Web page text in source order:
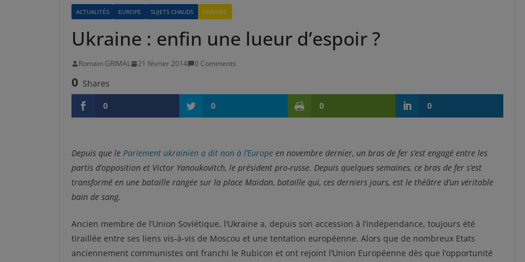
ACTUALITÉS EUROPE SUJETS CHAUDS UKRAINE
Ukraine : enfin une lueur d’espoir ?
Romain GRIMAL 21 février 2014 0 Comments
0 Shares
0
0 0 0
Depuis que le Parlement ukrainien a dit non à l’Europe en novembre dernier, un bras de fer s’est engagé entre les
partis d’opposition et Victor Yanoukovitch, le président pro-russe. Depuis quelques semaines, ce bras de fer s’est
transformé en une bataille rangée sur la place Maidan, bataille qui, ces derniers jours, est le théâtre d’un véritable
bain de sang.
Ancien membre de l’Union Soviétique, l’Ukraine a, depuis son accession à l’indépendance, toujours été
tiraillée entre ses liens vis-à-vis de Moscou et une tentation européenne. Alors que de nombreux Etats
anciennement communistes ont franchi le Rubicon et ont rejoint l’Union Européenne dès que l’opportunité